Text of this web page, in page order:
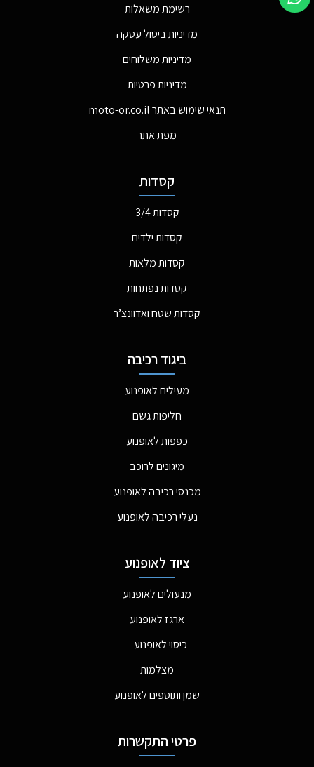
רשימת משאלות
מדיניות ביטול עסקה
מדיניות משלוחים
מדיניות פרטיות
תנאי שימוש באתר moto-or.co.il
מפת אתר
קסדות
קסדות 3/4
קסדות ילדים
קסדות מלאות
קסדות נפתחות
קסדות שטח ואדוונצ’ר
ביגוד רכיבה
מעילים לאופנוע
חליפות גשם
כפפות לאופנוע
מיגונים לרוכב
מכנסי רכיבה לאופנוע
נעלי רכיבה לאופנוע
ציוד לאופנוע
מנעולים לאופנוע
ארגז לאופנוע
כיסוי לאופנוע
מצלמות
שמן ותוספים לאופנוע
פרטי התקשרות